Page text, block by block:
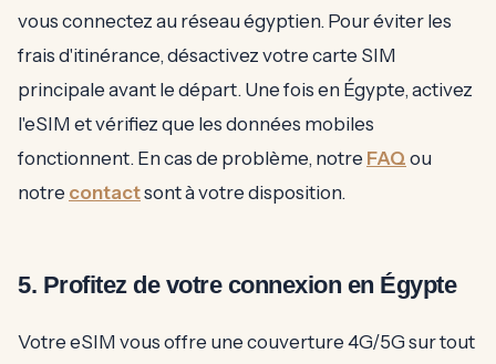
vous connectez au réseau égyptien. Pour éviter les
frais d'itinérance, désactivez votre carte SIM
principale avant le départ. Une fois en Égypte, activez
l'eSIM et vérifiez que les données mobiles
fonctionnent. En cas de problème, notre FAQ ou
notre contactsont à votre disposition.
5. Profitez de votre connexion en Égypte
Votre eSIM vous offre une couverture 4G/5G sur tout